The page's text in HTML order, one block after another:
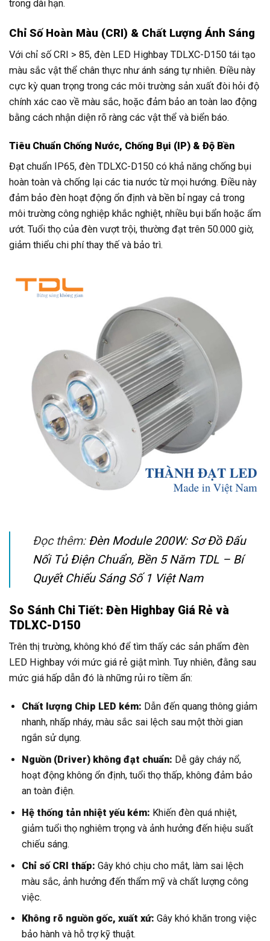
trong dài hạn.
Chỉ Số Hoàn Màu (CRI) & Chất Lượng Ánh Sáng
Với chỉ số CRI > 85, đèn LED Highbay TDLXC-D150 tái tạo
màu sắc vật thể chân thực như ánh sáng tự nhiên. Điều này
cực kỳ quan trọng trong các môi trường sản xuất đòi hỏi độ
chính xác cao về màu sắc, hoặc đảm bảo an toàn lao động
bằng cách nhận diện rõ ràng các vật thể và biển báo.
Tiêu Chuẩn Chống Nước, Chống Bụi (IP) & Độ Bền
Đạt chuẩn IP65, đèn TDLXC-D150 có khả năng chống bụi
hoàn toàn và chống lại các tia nước từ mọi hướng. Điều này
đảm bảo đèn hoạt động ổn định và bền bỉ ngay cả trong
môi trường công nghiệp khắc nghiệt, nhiều bụi bẩn hoặc ẩm
ướt. Tuổi thọ của đèn vượt trội, thường đạt trên 50.000 giờ,
giảm thiểu chi phí thay thế và bảo trì.
Đọc thêm: Đèn Module 200W: Sơ Đồ Đấu
Nối Tủ Điện Chuẩn, Bền 5 Năm TDL – Bí
Quyết Chiếu Sáng Số 1 Việt Nam
So Sánh Chi Tiết: Đèn Highbay Giá Rẻ và
TDLXC-D150
Trên thị trường, không khó để tìm thấy các sản phẩm đèn
LED Highbay với mức giá rẻ giật mình. Tuy nhiên, đằng sau
mức giá hấp dẫn đó là những rủi ro tiềm ẩn:
Chất lượng Chip LED kém: Dẫn đến quang thông giảm
nhanh, nhấp nháy, màu sắc sai lệch sau một thời gian
ngắn sử dụng.
Nguồn (Driver) không đạt chuẩn: Dễ gây cháy nổ,
hoạt động không ổn định, tuổi thọ thấp, không đảm bảo
an toàn điện.
Hệ thống tản nhiệt yếu kém: Khiến đèn quá nhiệt,
giảm tuổi thọ nghiêm trọng và ảnh hưởng đến hiệu suất
chiếu sáng.
Chỉ số CRI thấp: Gây khó chịu cho mắt, làm sai lệch
màu sắc, ảnh hưởng đến thẩm mỹ và chất lượng công
việc.
Không rõ nguồn gốc, xuất xứ: Gây khó khăn trong việc
bảo hành và hỗ trợ kỹ thuật.